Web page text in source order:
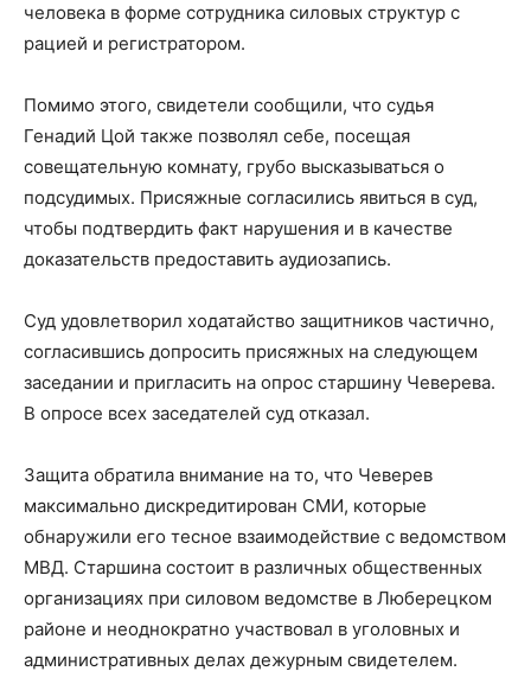
человека в форме сотрудника силовых структур с
рацией и регистратором.
Помимо этого, свидетели сообщили, что судья
Генадий Цой также позволял себе, посещая
совещательную комнату, грубо высказываться о
подсудимых. Присяжные согласились явиться в суд,
чтобы подтвердить факт нарушения и в качестве
доказательств предоставить аудиозапись.
Суд удовлетворил ходатайство защитников частично,
согласившись допросить присяжных на следующем
заседании и пригласить на опрос старшину Чеверева.
В опросе всех заседателей суд отказал.
Защита обратила внимание на то, что Чеверев
максимально дискредитирован СМИ, которые
обнаружили его тесное взаимодействие с ведомством
МВД. Старшина состоит в различных общественных
организациях при силовом ведомстве в Люберецком
районе и неоднократно участвовал в уголовных и
административных делах дежурным свидетелем.